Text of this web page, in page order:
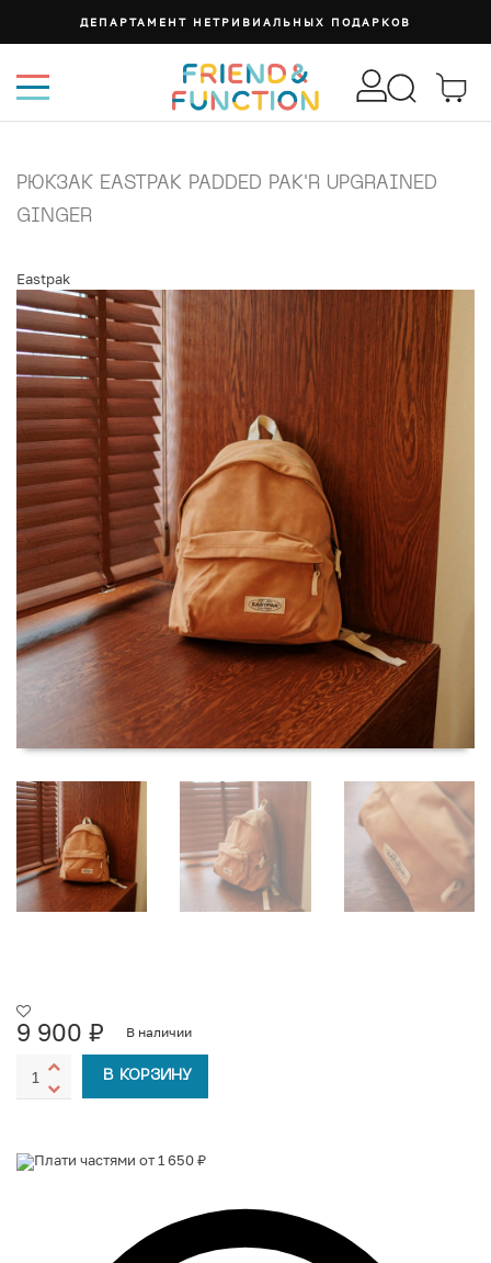
ДЕПАРТАМЕНТ НЕТРИВИАЛЬНЫХ ПОДАРКОВ
РЮКЗАК EASTPAK PADDED PAK'R UPGRAINED
GINGER
Eastpak
9 900 ₽ В наличии
В КОРЗИНУ
Плати частями от 1 650 ₽